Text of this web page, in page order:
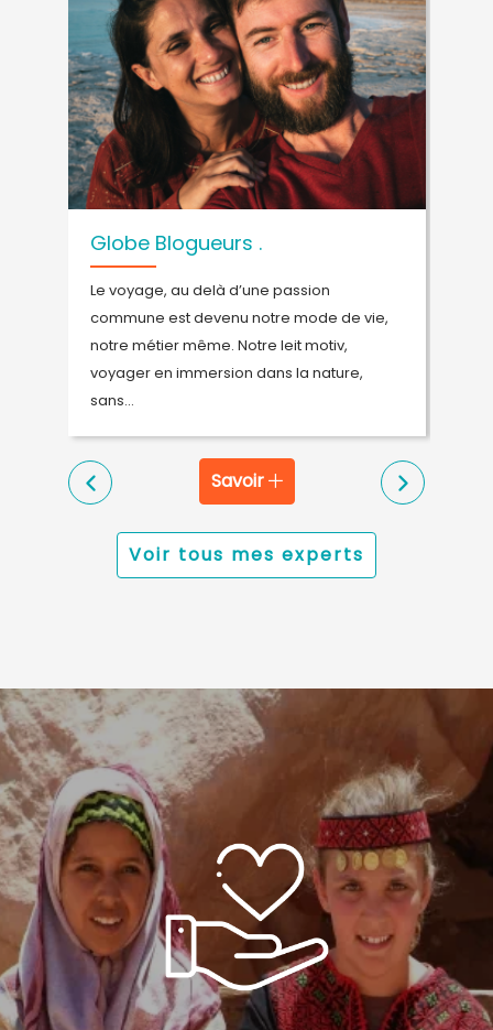
Globe Blogueurs .
Le voyage, au delà d’une passion
commune est devenu notre mode de vie,
notre métier même. Notre leit motiv,
voyager en immersion dans la nature,
sans...
Savoir
Voir tous mes experts